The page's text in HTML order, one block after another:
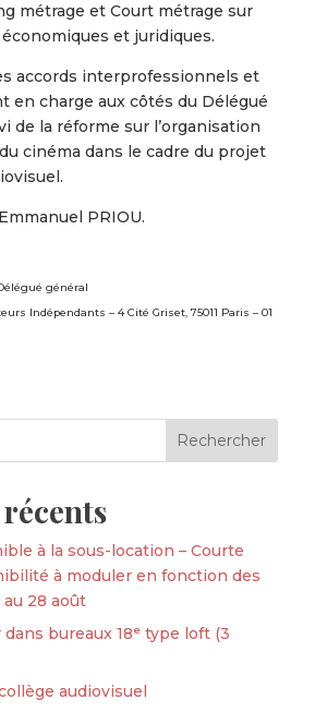
métrage et Court métrage sur
et juridiques.
accords interprofessionnels et
en charge aux côtés du Délégué
de la réforme sur l’organisation
cinéma dans le cadre du projet
PRIOU.
général
Indépendants – 4 Cité Griset, 75011 Paris – 01
à la sous-location – Courte
à moduler en fonction des
28 août
bureaux 18ᵉ type loft (3
audiovisuel